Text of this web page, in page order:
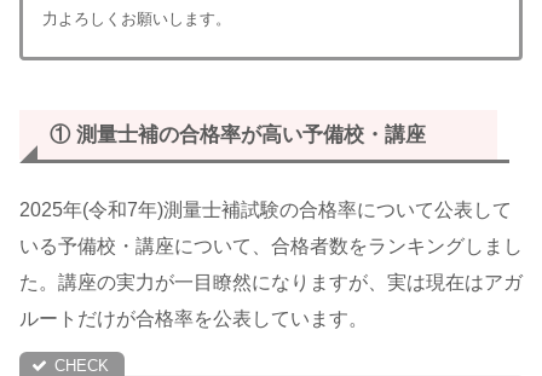
力よろしくお願いします。
① 測量士補の合格率が高い予備校・ 講座
2025年(令和7年)測量士補試験の合格率について公表して
いる予備校・講座について、合格者数をランキングしまし
た。講座の実力が一目瞭然になりますが、実は現在はアガ
ルートだけが合格率を公表しています。